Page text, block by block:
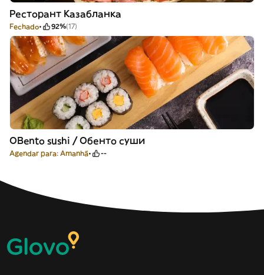
Ресторант Казабланка
Fechado 92%(17)
OBento sushi / Обенто суши
Agendar para: Amanhã --